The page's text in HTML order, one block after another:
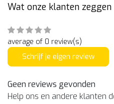
Wat onze klanten zeggen
average of 0 review(s)
Schrijf je eigen review
Geen reviews gevonden
Help ons en andere klanten